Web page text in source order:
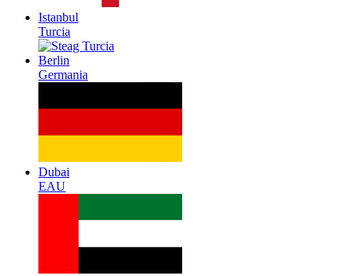
Istanbul
Turcia
Berlin
Germania
Dubai
EAU